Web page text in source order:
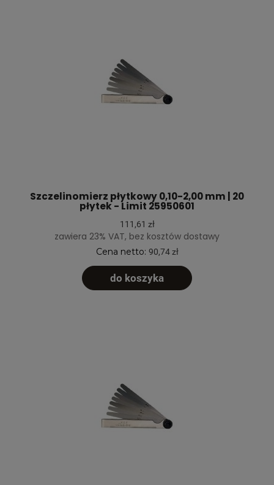
Szczelinomierz płytkowy 0,10-2,00 mm | 20
płytek - Limit 25950601
111,61 zł
zawiera 23% VAT, bez kosztów dostawy
Cena netto: 90,74 zł
do koszyka